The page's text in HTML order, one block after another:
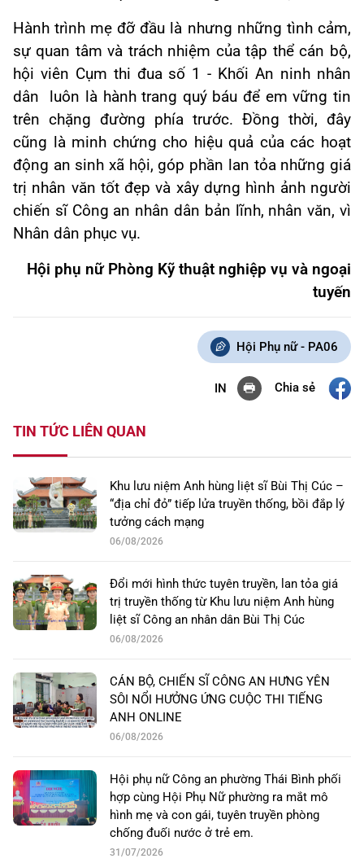
Hành trình mẹ đỡ đầu là nhưng những tình cảm,
sự quan tâm và trách nhiệm của tập thể cán bộ,
hội viên Cụm thi đua số 1 - Khối An ninh nhân
dân luôn là hành trang quý báu để em vững tin
trên chặng đường phía trước. Đồng thời, đây
cũng là minh chứng cho hiệu quả của các hoạt
động an sinh xã hội, góp phần lan tỏa những giá
trị nhân văn tốt đẹp và xây dựng hình ảnh người
chiến sĩ Công an nhân dân bản lĩnh, nhân văn, vì
Nhân dân phục vụ.
Hội phụ nữ Phòng Kỹ thuật nghiệp vụ và ngoại
tuyến
Hội Phụ nữ - PA06
IN Chia sẻ
TIN TỨC LIÊN QUAN
Khu lưu niệm Anh hùng liệt sĩ Bùi Thị Cúc –
“địa chỉ đỏ” tiếp lửa truyền thống, bồi đắp lý
tưởng cách mạng
06/08/2026
Đổi mới hình thức tuyên truyền, lan tỏa giá
trị truyền thống từ Khu lưu niệm Anh hùng
liệt sĩ Công an nhân dân Bùi Thị Cúc
06/08/2026
CÁN BỘ, CHIẾN SĨ CÔNG AN HƯNG YÊN
SÔI NỔI HƯỞNG ỨNG CUỘC THI TIẾNG
ANH ONLINE
06/08/2026
Hội phụ nữ Công an phường Thái Bình phối
hợp cùng Hội Phụ Nữ phường ra mắt mô
hình mẹ và con gái, tuyên truyền phòng
chống đuối nước ở trẻ em.
31/07/2026